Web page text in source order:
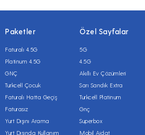
Paketler
Faturalı 4.5G
Platinum 4.5G
GNÇ
Turkcell Çocuk
Faturalı Hatta Geçiş
Faturasız
Yurt Dışını Arama
Yurt Dışında Kullanım
Özel Sayfalar
5G
4.5G
Akıllı Ev Çözümleri
Sarı Sandık Extra
Turkcell Platinum
Gnç
Superbox
Mobil Aidat